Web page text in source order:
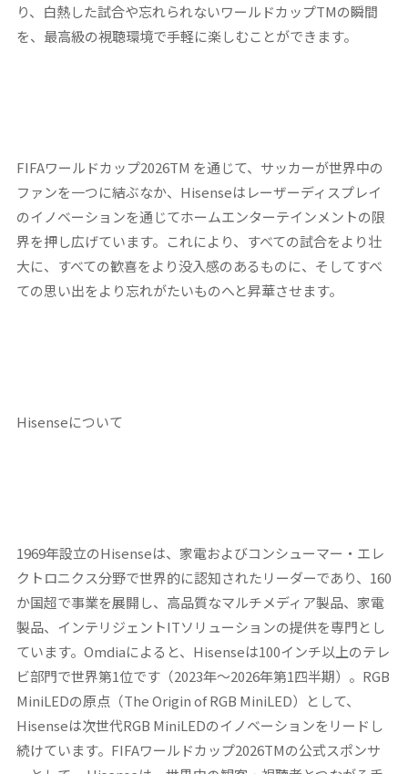
り、白熱した試合や忘れられないワールドカップTMの瞬間
を、最高級の視聴環境で手軽に楽しむことができます。
FIFAワールドカップ2026TM を通じて、サッカーが世界中の
ファンを一つに結ぶなか、Hisenseはレーザーディスプレイ
のイノベーションを通じてホームエンターテインメントの限
界を押し広げています。これにより、すべての試合をより壮
大に、すべての歓喜をより没入感のあるものに、そしてすべ
ての思い出をより忘れがたいものへと昇華させます。
Hisenseについて
1969年設立のHisenseは、家電およびコンシューマー・エレ
クトロニクス分野で世界的に認知されたリーダーであり、160
か国超で事業を展開し、高品質なマルチメディア製品、家電
製品、インテリジェントITソリューションの提供を専門とし
ています。Omdiaによると、Hisenseは100インチ以上のテレ
ビ部門で世界第1位です（2023年～2026年第1四半期）。RGB
MiniLEDの原点（The Origin of RGB MiniLED）として、
Hisenseは次世代RGB MiniLEDのイノベーションをリードし
続けています。FIFAワールドカップ2026TMの公式スポンサ